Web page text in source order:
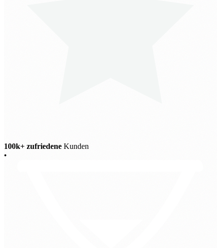
100k+ zufriedene Kunden
•